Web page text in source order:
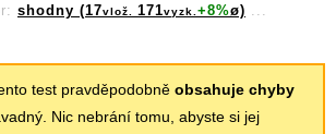
shodny (17vlož. 171vyzk.+8%ø) ...
test pravděpodobně obsahuje chyby
Nic nebrání tomu, abyste si jej